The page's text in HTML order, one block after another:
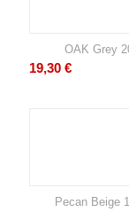
OAK Grey
19,30 €
Pecan Beige